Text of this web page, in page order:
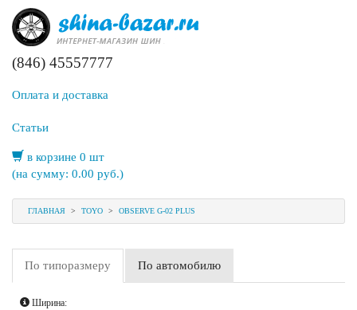
(846) 45557777
Оплата и доставка
Статьи
в корзине 0 шт
(на сумму: 0.00 руб.)
ГЛАВНАЯ > TOYO > OBSERVE G-02 PLUS
По типоразмеру По автомобилю
Ширина: